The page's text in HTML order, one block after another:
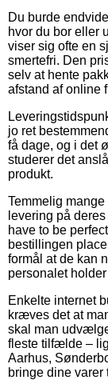
Du burde
hvor du bor eller
viser sig ofte en
smertefri. Den
selv at hente
afstand af online
jo ret
få dage, og i det
studerer det
produkt.
Temmelig
levering på
have to be
bestillingen
formål at de kan
personalet holder
Enkelte internet
kræves det at
skal man
fleste tilfælde –
Aarhus,
bringe dine varer